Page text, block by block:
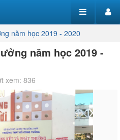
năm học 2019 - 2020
năm học 2019 -
xem: 836